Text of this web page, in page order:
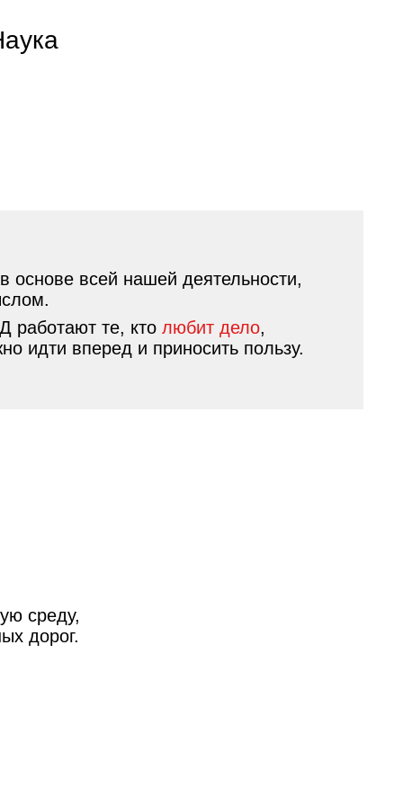
основе всей нашей деятельности,
работают те, кто любит дело,
идти вперед и приносить пользу.
среду,
дорог.